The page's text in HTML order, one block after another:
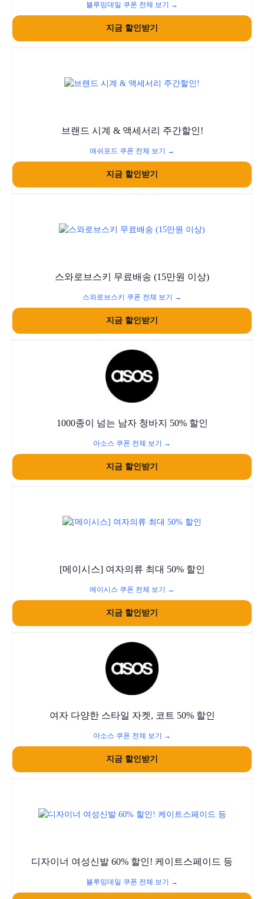
블루밍데일 쿠폰 전체 보기 →
지금 할인받기
브랜드 시계 & 액세서리 주간할인!
애쉬포드 쿠폰 전체 보기 →
지금 할인받기
스와로브스키 무료배송 (15만원 이상)
스와로브스키 쿠폰 전체 보기 →
지금 할인받기
1000종이 넘는 남자 청바지 50% 할인
아소스 쿠폰 전체 보기 →
지금 할인받기
[메이시스] 여자의류 최대 50% 할인
메이시스 쿠폰 전체 보기 →
지금 할인받기
여자 다양한 스타일 자켓, 코트 50% 할인
아소스 쿠폰 전체 보기 →
지금 할인받기
디자이너 여성신발 60% 할인! 케이트스페이드 등
블루밍데일 쿠폰 전체 보기 →